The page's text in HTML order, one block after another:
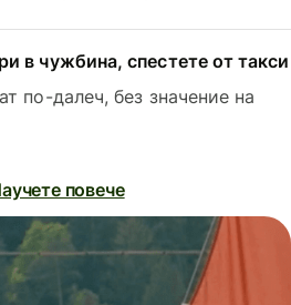
в чужбина, спестете от такси
по-далеч, без значение на
повече